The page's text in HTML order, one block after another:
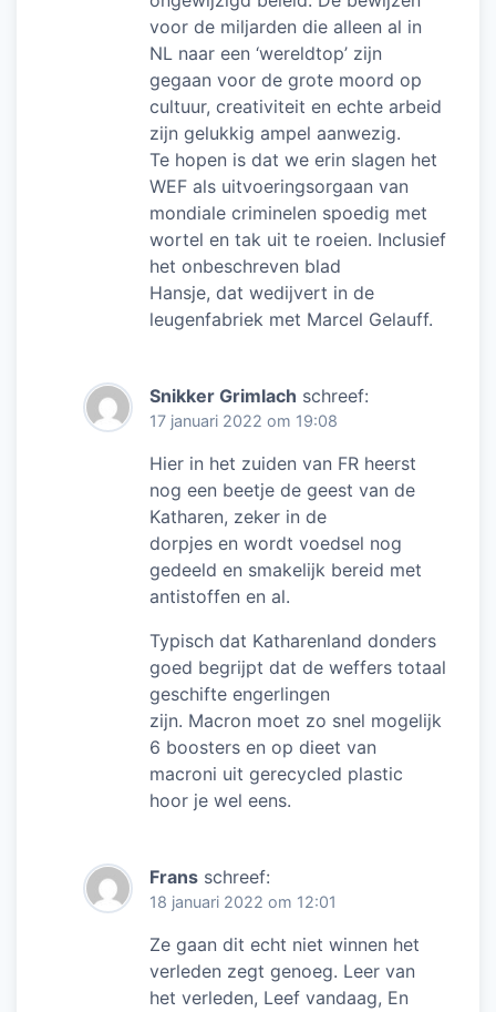
voor de miljarden die alleen al in
NL naar een ‘wereldtop’ zijn
gegaan voor de grote moord op
cultuur, creativiteit en echte arbeid
zijn gelukkig ampel aanwezig.
Te hopen is dat we erin slagen het
WEF als uitvoeringsorgaan van
mondiale criminelen spoedig met
wortel en tak uit te roeien. Inclusief
het onbeschreven blad
Hansje, dat wedijvert in de
leugenfabriek met Marcel Gelauff.
Snikker Grimlach schreef:
17 januari 2022 om 19:08
Hier in het zuiden van FR heerst
nog een beetje de geest van de
Katharen, zeker in de
dorpjes en wordt voedsel nog
gedeeld en smakelijk bereid met
antistoffen en al.
Typisch dat Katharenland donders
goed begrijpt dat de weffers totaal
geschifte engerlingen
zijn. Macron moet zo snel mogelijk
6 boosters en op dieet van
macroni uit gerecycled plastic
hoor je wel eens.
Frans schreef:
18 januari 2022 om 12:01
Ze gaan dit echt niet winnen het
verleden zegt genoeg. Leer van
het verleden, Leef vandaag, En